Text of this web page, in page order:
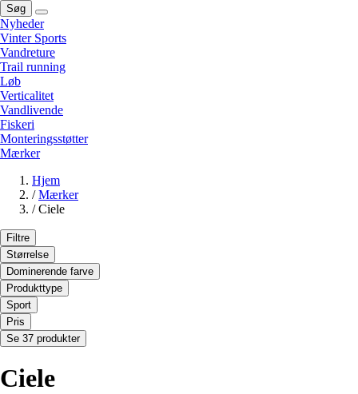
Søg
Nyheder
Vinter Sports
Vandreture
Trail running
Løb
Verticalitet
Vandlivende
Fiskeri
Monteringsstøtter
Mærker
Hjem
/ Mærker
/ Ciele
Filtre
Størrelse
Dominerende farve
Produkttype
Sport
Pris
Se 37 produkter
Ciele